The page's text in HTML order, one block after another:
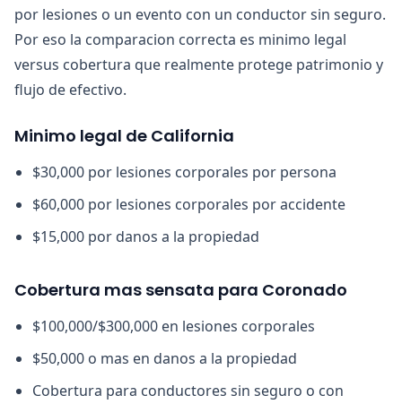
por lesiones o un evento con un conductor sin seguro.
Por eso la comparacion correcta es minimo legal
versus cobertura que realmente protege patrimonio y
flujo de efectivo.
Minimo legal de California
$30,000 por lesiones corporales por persona
$60,000 por lesiones corporales por accidente
$15,000 por danos a la propiedad
Cobertura mas sensata para Coronado
$100,000/$300,000 en lesiones corporales
$50,000 o mas en danos a la propiedad
Cobertura para conductores sin seguro o con